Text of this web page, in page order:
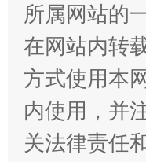
阿坝州三大球
所属网站的
在网站内转
方式使用本
内使用，并
关法律责任